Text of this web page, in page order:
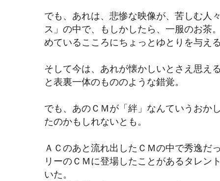
でも、あれは、悲惨な映像が、苦しむ人
ス」の中で、もしかしたら、一服のお茶
めているこころにちょっとゆとりを与え
そして今は、あれが懐かしいとさえ思え
と表裏一体のもののような錯覚。
でも、あのＣＭが「絆」なんていうおか
たのかもしれないとも。
ＡＣのあと流れ出したＣＭの中で秀逸だ
リーのＣＭに登場したことがあるタレン
いた。